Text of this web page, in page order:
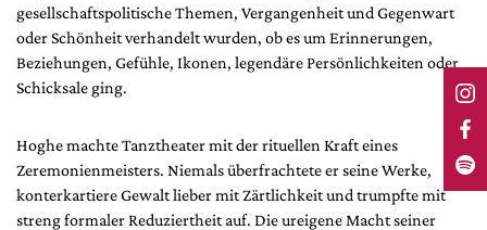
gesellschaftspolitische Themen, Vergangenheit und Gegenwart
oder Schönheit verhandelt wurden, ob es um Erinnerungen,
Beziehungen, Gefühle, Ikonen, legendäre Persönlichkeiten oder
Schicksale ging.
Hoghe machte Tanztheater mit der rituellen Kraft eines
Zeremonienmeisters. Niemals überfrachtete er seine Werke,
konterkartiere Gewalt lieber mit Zärtlichkeit und trumpfte mit
streng formaler Reduziertheit auf. Die ureigene Macht seiner